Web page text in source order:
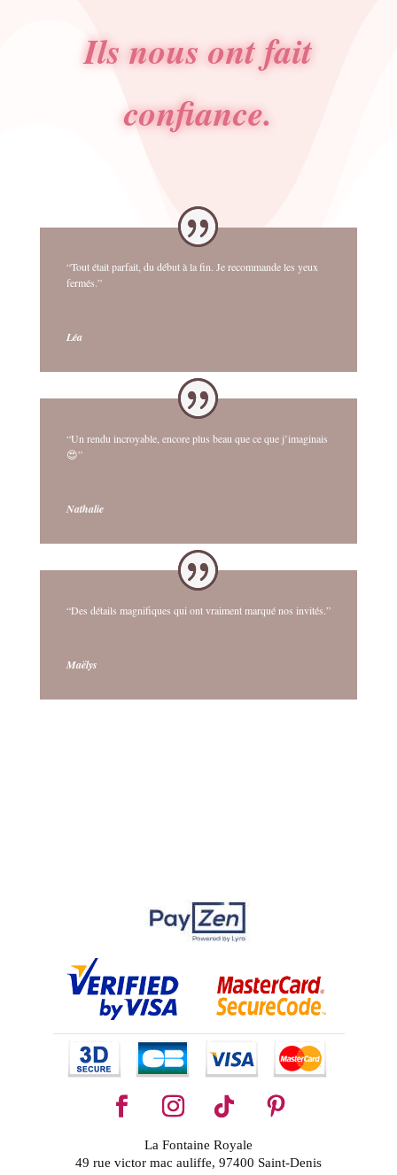
Ils nous ont fait
confiance.
“Tout était parfait, du début à la fin. Je recommande les yeux
fermés.”
Léa
“Un rendu incroyable, encore plus beau que ce que j’imaginais
😍”
Nathalie
“Des détails magnifiques qui ont vraiment marqué nos invités.”
Maëlys
La Fontaine Royale
49 rue victor mac auliffe, 97400 Saint-Denis